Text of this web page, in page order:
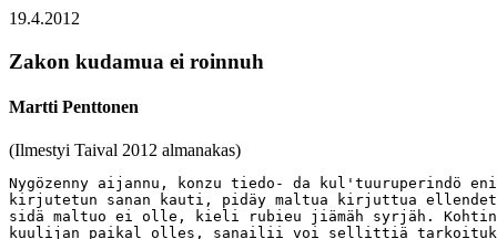
19.4.2012
Zakon kudamua ei roinnuh
Martti Penttonen
(Ilmestyi Taival 2012 almanakas)
Nygözenny aijannu, konzu tiedo- da kul'tuuruperindö enimyölleh siirdyy
kirjutetun sanan kauti, pidäy maltua kirjuttua ellendettävästi. Ku
sidä maltuo ei olle, kieli rubieu jiämäh syrjäh. Kohtinazes paginas,
kuulijan paikal olles, sanailii voi sellittiä tarkoituksii tarbehen
mugah, a kirjutetun kielen pidäs tavoittua yhtel kerdua suuri joukko
lugijua jogahizele erikseh sellittämättäh, sih pidäy kirjukieli.
Paginkieligi ei säily, ku kielel ei olle roulii jogapäiväzes
argielokses. Kielel pidäy olla poliittizen vallan hyväksyndy, ku sidä
vois käyttiä yhteiskunnas. Nygöi oigevus käyttiä muamankieldy on
kirjutettu kanzoinvälizih normoih. Oigevusvaldivo kunnivoiččou
kanzoinvälizii normoi, siädäy zakonat sen mugah da eläy zakonoin
mugah.

Nevvostoliiton hajottuu da poliittizien ololoin vällendyttyy
karjalazetgi ruvettih kyzymäh oigevuksii omale kielele. Vuozituhanden
vaihtumizen mollembin puolin Karjalas käydih suuri pagin karjalan
kielen stuatusas, sit, voibigo karjalan kielen nostua Tazavallan
virallizekse kielekse. Yksin Oma Mua lehtes oli enämbi sadua
kirjutustu zakonprojektas. Opin ellendiä da sellittiä, kui se pagin
meni da mindäh muga. Pagin eihäi tyhjäs alganuh, eigo sih loppunuh.
Sendäh pidäy kačahtua histourieh, kuspäi tulimmo täh kielitilandeheh,
da kunnepäi jatkua tämän jälgeh. Karjalazet eletäh kahtel puolel rajua
da suomi on karjalan sugukieli, sendäh suomelazil oli suuri vaikutus
kielipoliitiekkah da sendäh pidäy vähäzen sellittiä Suomengi
tapahtumii.


Vuozisuan allun kiänälmykset Suomes da Karjalas

Väitetäh, ku Karjal on suannuh nimen Korelas, kudai oli nygözen
Priozerskan, endizen Käkisalmen ammuine nimi. Tovengi sie elettih
karjalazet, kuduat paistih karjalakse sissah, kuni Ruočči valloitti
linnan 1500-luvul. Vuozituhanden algupuolel Ruočči oli jo valloittanuh
Kannaksen da suomelastanuh sie elännyöt karjalazet. Korelan valloitus
ajoi pagoh karjalazii Tverissäh da rubei suomelastamah Luadogan
päivänaskupuolel elännyzii karjazii. Suomen Pohjas-Karjalua da
Raja-Karjaluagi ruvettih suomelastamah. Enzimäzeh muailmanvoinah
mennes Jänisjärven päivänlaskupuoli jo oli suomelastunnuttu. Suomen
iččenästyttyy Suomi rubei ielleh kehittämäh da suomelastamah
Raja-Karjalua. Moizih paikkoih kui Läskeläh, Pitkährandah, Loimolah,
Suojärven Suvilahteh perustettih fuabriekkoi da niilöih muutti äijäl
suomelastu rahvastu.  Pienembihgi kylih nostettih suomenkielizet
školat, da Raja-Karjal vähin vähäzin rubei suomelastumah.

Suomen iččenästymizen v. 1917 jälgeh Suomen da Nevvosto-Ven'an
suhtehet oldih segavas tilas. Suomes oli vie Ven'an vallan aiguzii
sodajoukkoloi, kudamis ei tietty, kenen puolel net ollah. Kaksi kuudu
iččenästymizen jälgeh ruskiet jullistettih sotsialistine vallankumovus
da nostettih toine halličus. Ga se ei pyzynnyh vallas ku kolme kuudu.
Enimät johtajis pajettih Piiterih. Edvard Gylling, kuopiolazen
inženieran poigu, statistiekan douhturi, ruskien halličuksen
talohusministru, peittelihes Helsingis sissah, kuni kezäl 1918 pagei
Stokholmah. Valgiet voittajat libo ammuttih ruskieloi gvardietsoi libo
pandih heidy tyrmäh.

Valgieloin puolel oli niidy, kuduat tahtottih "auttua heimovellilöi".
Hyö työnnettih omatahtozii, peitoči kannatettuloi, partizuanujoukkoloi
"vällendämäh" rajan tagan eläjii karjalazii, da liittämäh Karjal
Suomeh. Anukselaine rahvas ei olluh ylen myödymieline "vällendäjile".
Vienas oli enämbi niidy, kuduat tahtottih liittoh suomelazien ker, da
niidygi, kuduat tahtottih iččenästy Karjalua, sodatilandehengi mugah.
Voinan hätkestyjes valgei Suomi rubei irdavumah Karjalan
operatsielois. Jälgimäzen iskun huavehile iččenäzes Karjalas andoi
Trotski työndämäl 1921 vuvven lopul Ve'alpäi 20 tuhattu (libo 30
tuhattugi?) ruskien armien saldattua äijiä pienembii da pahoi
varustettuloi Karjalan väliaigazen halličuksen joukkoloi vastah.
Uhtuan halličuksel ei olluh nimittustu mahtuo pyzyö jalloillah. Enämbi
kymmendy tuhattu Vienan karjalastu pagei Suomeh.

Vuvven 1920 allus Gylling kirjutti Stokholmaspäi Leninale, eigo
suomelazet ruskiet voidas tulla johtamah Ven'an Karjalua. Pluanu
pädigi Leninale. Häi kučui Gyllingan johtamah Karjalan Ruadorahvahan
Kommuunua. Petroskoih Gylling tuli tuhukuus 1920. Toinah Karjalaspäi
voisgi luadie suuren ruskien Suomen da iellehgi levittiä
vallankumovustu Skandinaavieh?

Ven'an bol'ševikkuhallindol oli zobottua joga puolel da sendäh heilegi
pädi luadie rauhansobimus Suomen ker. Se allekirjutettih Tartus
14.10.1920. Rauhansobimukses karjalazet mainitah 10 artiklas, kudaman
mugah "Suomi vedäy nellänkymmenen päivän aloh rauhansobimuksen
vägehtulendas sodajoukot Rebolan da Porajärven kunnispäi, kudamat
liitetäh Ven'an valdukundah, Arhangelan da Anuksen gobernijan
karjalazen rahvahan luajittuh kanzallistu ičemiäriämisoigevuttu
käyttäjäh Päivännouzu-Karjalan autonomizeh aloveheh". Sobimustekstas
mainitah vaiku ičemiäriämisoigevus, ei kieldy, a sobimukseh liitetys
ven'ankielizes dokluadas sellitetäh, ku "paikalline kieli on
hallindon, zakonoinhyväksyndän da rahvahan sivistyksen kielenny". Sie
muitegi tarkembah sellitetäh, mittustu ičemiäriämisoigevuttu
sobimukses tarkoitetah. Karjalazien deleguattoi Tartus ei olluh -
sobimustu luajittih vaiku suomelazet da ven'alazet.


Suomelaine hallindo Karjalas

Vuvven 1920 rahvahanluvun mugah Karjalan Ruadorahvahan Kommuunan 143
tuhandes eläjäs 61 protsentua oldih karjalazet, 34 protsentua 
ven'alazet, suomelastu heijän joukos ei olluh ni protsentua. Yhtelläh
Leninan ker sovitun mugah johtoh nostettih suomelazet. Puuttumattah
muite ruskieloin suomelazien hallindoh, ga kielipoliitiekas hyö ei
pietty karjalan kieldy pädevänny kielenny a pandih suomen kieli
karjalazien kielekse.

Enzimäine yleiskarjalaine nevvostoloin kerähmö 1921 piätti, ku suomi
on viralline kieli ven'an rinnal. Vuonnu 1923 annetus Karjalan
Ruadorahvahan Kommuunan azetukses "suomelas-karjalaine kieli" (t.s.
suomen kieli) da ven'an kieli ollah samanarvozet. Enzimäine karjalaine
alovehelline puolovehkonferensii v. 1922 jullisti karjalan kirjukielen
luadimizen "šovinistizekse da reaktsionnoikse, viäräkse da
vahingollizekse tavoittehekse, kudai pyrritti muanittua pimiedy
massua". Školis karjalazii ruvettih opastamah suomen kielel, no
algukluasoil karjalan kieldygi sai käyttiä. Tveris 1932 jullatus
karjalankielizes (!) "Ruamma urhakaldi" opastundukniigas kirjutetah
"Karielan Respublikas" nenga: "Kaikki karielazet opaššutah finnoin
kielellä, kumbane on heiläh maltavembi hormin kieldä". 

Ulgopuoline vois kummeksie sidä, kui näppine suomelazii voi nostua
suomen kielen virallizekse kielekse, a enimistörahvahan kieldy ei ni
tunnustettu kielekse, da vie kiellettih kehittämäs sidä kirjukielekse.
Suomi da karjal ollah sugukielet. Suomes tulluzil immigrantoil, hos
oldih ruskiet, oli luja suomelaine ičentundo, a karjalazet ei selgieh
iččiedäh tunnustettu eigo oldu allettu kieliruaduo. Poliittine
konjunktuuru toinah sellittäy, mindäh hyö voidih nenga luadie.
Suomelazet Karjalan johtos oldih välineh Suomen liittämizekse
nevvostoimperiumah suomelas-karjalazennu tazavaldannu. Nimittämäl
suomen kieldy suomelas-karjalazekse kielekse Tartun rauhansobimuksen
dokluadan uskalmo paikallizen kielen käytös muga kui täydyi.


Voinan aigu

Poliittizet konjunktuurat ei olla muuttumattomat. Kolmekymmenluvul
Stalin algoi natsionalizman vastazen kampuanien, t.s. rubei nostamah
ven'alasnatsionalizmua da painamah pienembien rahvahien
natsionalizmua. Suomelasmielisty hallinduo Karjalas ruvettih pidämäh
varavonnu. Johtajat likvidiiruittih da heijän ker suuri vuitti
suomelazis immigrantois. Karjalastugi rahvastu tapettih, lugumiäräs
enämbi migu suomelazii. Täs tilandehes karjalan kieli nostettih Tartun
rauhansobimukses mainitukse paikallizekse kielekse. Vuvves 1937 vuodeh
1939 karjalan